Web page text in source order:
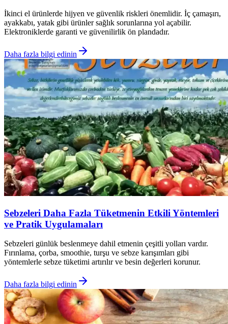
İkinci el ürünlerde hijyen ve güvenlik riskleri önemlidir. İç çamaşırı,
ayakkabı, yatak gibi ürünler sağlık sorunlarına yol açabilir.
Elektroniklerde garanti ve güvenilirlik ön plandadır.
Daha fazla bilgi edinin
Sebzeleri Daha Fazla Tüketmenin Etkili Yöntemleri
ve Pratik Uygulamaları
Sebzeleri günlük beslenmeye dahil etmenin çeşitli yolları vardır.
Fırınlama, çorba, smoothie, turşu ve sebze karışımları gibi
yöntemlerle sebze tüketimi artırılır ve besin değerleri korunur.
Daha fazla bilgi edinin